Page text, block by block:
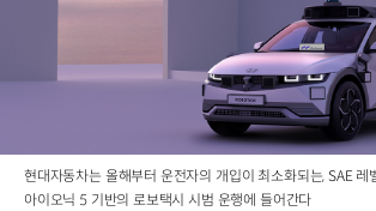
현대자동차는 올해부터 운전자의 개입이 최소화되는, SAE 레
아이오닉 5 기반의 로보택시 시범 운행에 들어간다